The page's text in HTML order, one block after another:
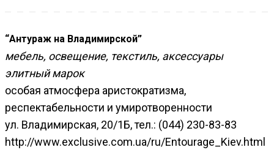
“Антураж на Владимирской”
мебель, освещение, текстиль, аксессуары
элитный марок
особая атмосфера аристократизма,
респектабельности и умиротворенности
ул. Владимирская, 20/1Б, тел.: (044) 230-83-83
http://www.exclusive.com.ua/ru/Entourage_Kiev.html